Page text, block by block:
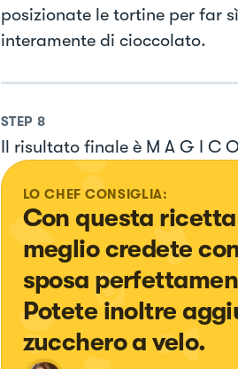
posizionate le tortine per far
interamente di cioccolato.
STEP 8
Il risultato finale è M A G I C
LO CHEF CONSIGLIA:
Con questa
meglio credete
sposa
Potete inoltre
zucchero a velo.